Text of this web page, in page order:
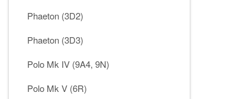
Phaeton (3D2)
Phaeton (3D3)
Polo Mk IV (9A4, 9N)
Polo Mk V (6R)